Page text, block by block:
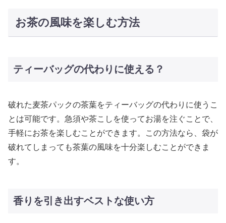
お茶の風味を楽しむ方法
ティーバッグの代わりに使える？
破れた麦茶パックの茶葉をティーバッグの代わりに使うこ
とは可能です。急須や茶こしを使ってお湯を注ぐことで、
手軽にお茶を楽しむことができます。この方法なら、袋が
破れてしまっても茶葉の風味を十分楽しむことができま
す。
香りを引き出すベストな使い方